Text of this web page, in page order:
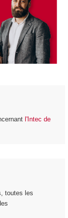
l'Intec de
toutes les